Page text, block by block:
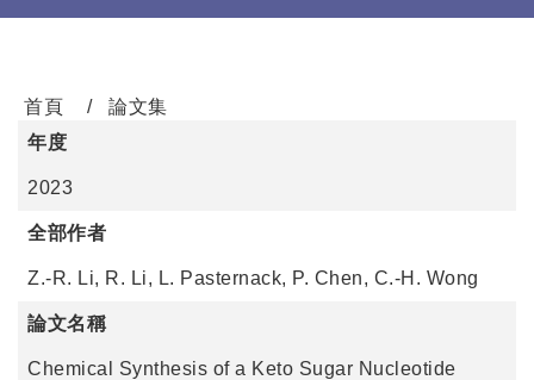
首頁
論文集
年度
2023
全部作者
Z.-R. Li, R. Li, L. Pasternack, P. Chen, C.-H. Wong
論文名稱
Chemical Synthesis of a Keto Sugar Nucleotide